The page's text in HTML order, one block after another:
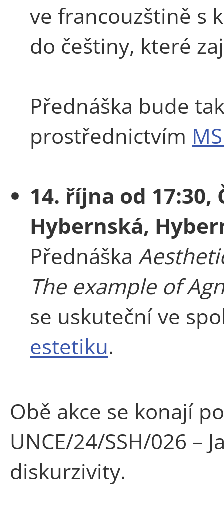
ve francouzštině s
do češtiny, které
Přednáška bude
prostřednictvím
14. října od 17:30,
Hybernská,
Přednáška
The example of
se uskuteční ve
estetiku.
Obě akce se konají
UNCE/24/SSH/026 –
diskurzivity.